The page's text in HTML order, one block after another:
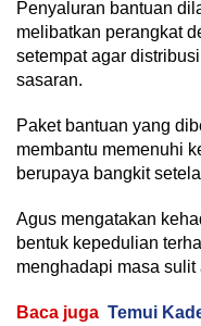
Penyaluran bantuan
melibatkan perangkat
setempat agar
sasaran.
Paket bantuan yang
membantu memenuhi
berupaya bangkit
Agus mengatakan
bentuk kepedulian
menghadapi masa
Baca juga Temui